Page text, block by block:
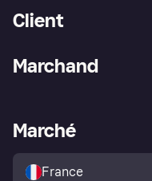
Client
Explorez les magasins
Politique de protection de
l’acheteur Klarna
Marchand
Portail Marchand
Marché
France